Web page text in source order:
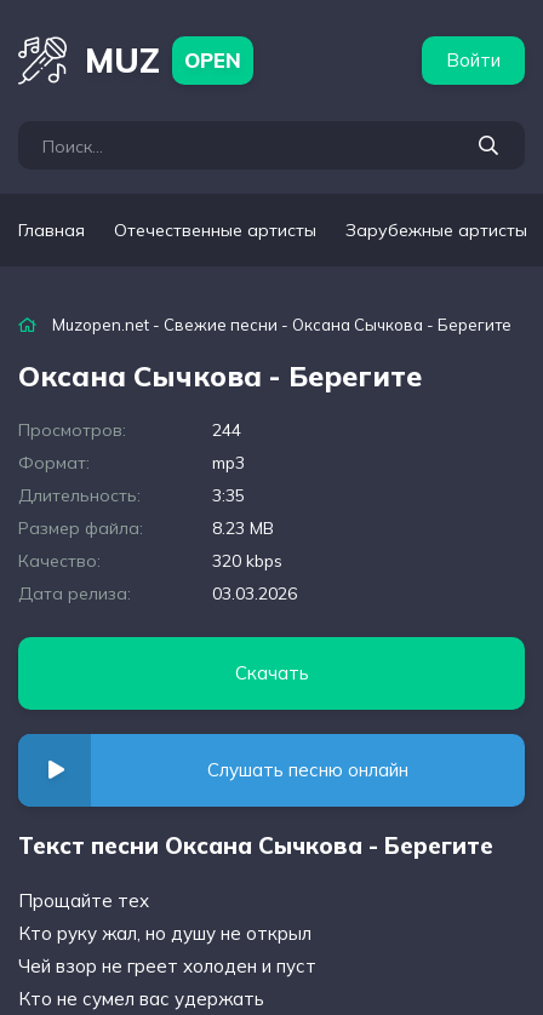
MUZ OPEN Войти
Главная Отечественные артисты Зарубежные артисты
Muzopen.net - Свежие песни - Оксана Сычкова - Берегите
Оксана Сычкова - Берегите
Просмотров:
244
Формат:
mp3
Длительность:
3:35
Размер файла:
8.23 MB
Качество:
320 kbps
Дата релиза:
03.03.2026
Скачать
Слушать песню онлайн
Текст песни Оксана Сычкова - Берегите
Прощайте тех
Кто руку жал, но душу не открыл
Чей взор не греет холоден и пуст
Кто не сумел вас удержать
артисты Популярные подборки